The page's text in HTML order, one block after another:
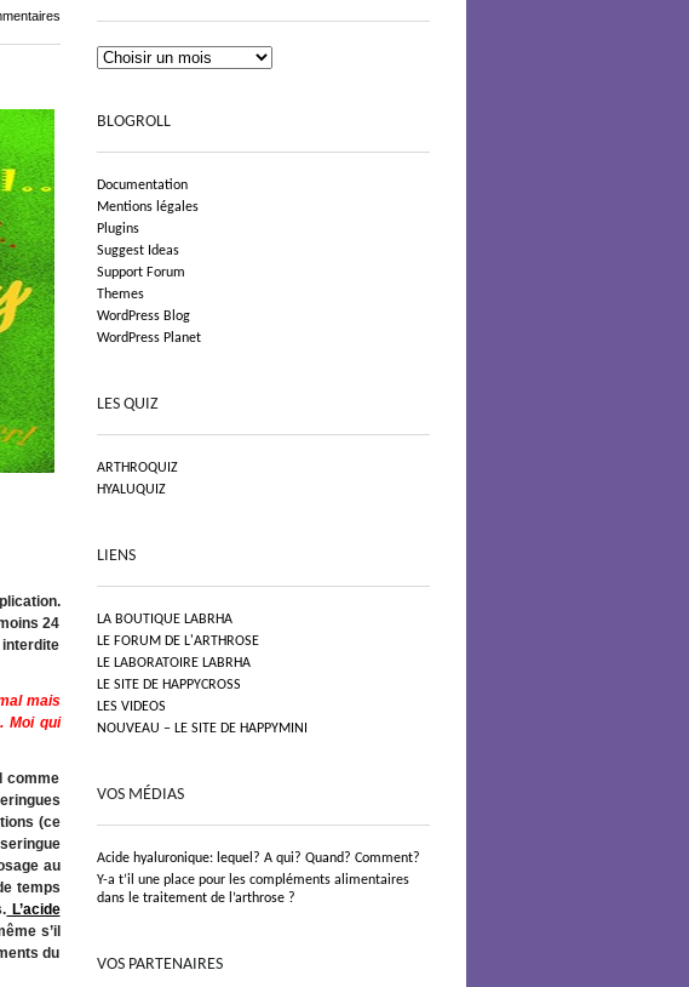
24
mais
Moi qui
comme
(ce
au
temps
L’acide
s’il
du
BLOGROLL
Documentation
Mentions légales
Plugins
Suggest Ideas
Support Forum
Themes
WordPress Blog
WordPress Planet
LES QUIZ
ARTHROQUIZ
HYALUQUIZ
LIENS
LA BOUTIQUE LABRHA
LE FORUM DE L'ARTHROSE
LE LABORATOIRE LABRHA
LE SITE DE HAPPYCROSS
LES VIDEOS
NOUVEAU – LE SITE DE HAPPYMINI
VOS MÉDIAS
Acide hyaluronique: lequel? A qui? Quand? Comment?
Y-a t’il une place pour les compléments alimentaires
dans le traitement de l’arthrose ?
VOS PARTENAIRES